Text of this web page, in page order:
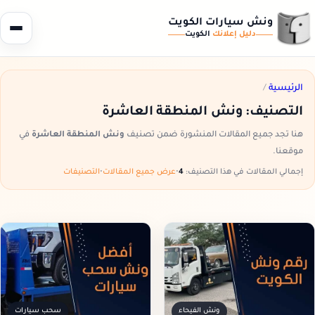
ونش سيارات الكويت
دليل إعلانك الكويت
الرئيسية /
التصنيف: ونش المنطقة العاشرة
هنا تجد جميع المقالات المنشورة ضمن تصنيف ونش المنطقة العاشرة في
موقعنا.
إجمالي المقالات في هذا التصنيف: •عرض جميع المقالات•التصنيفات
ونش الفيحاء سحب سيارات